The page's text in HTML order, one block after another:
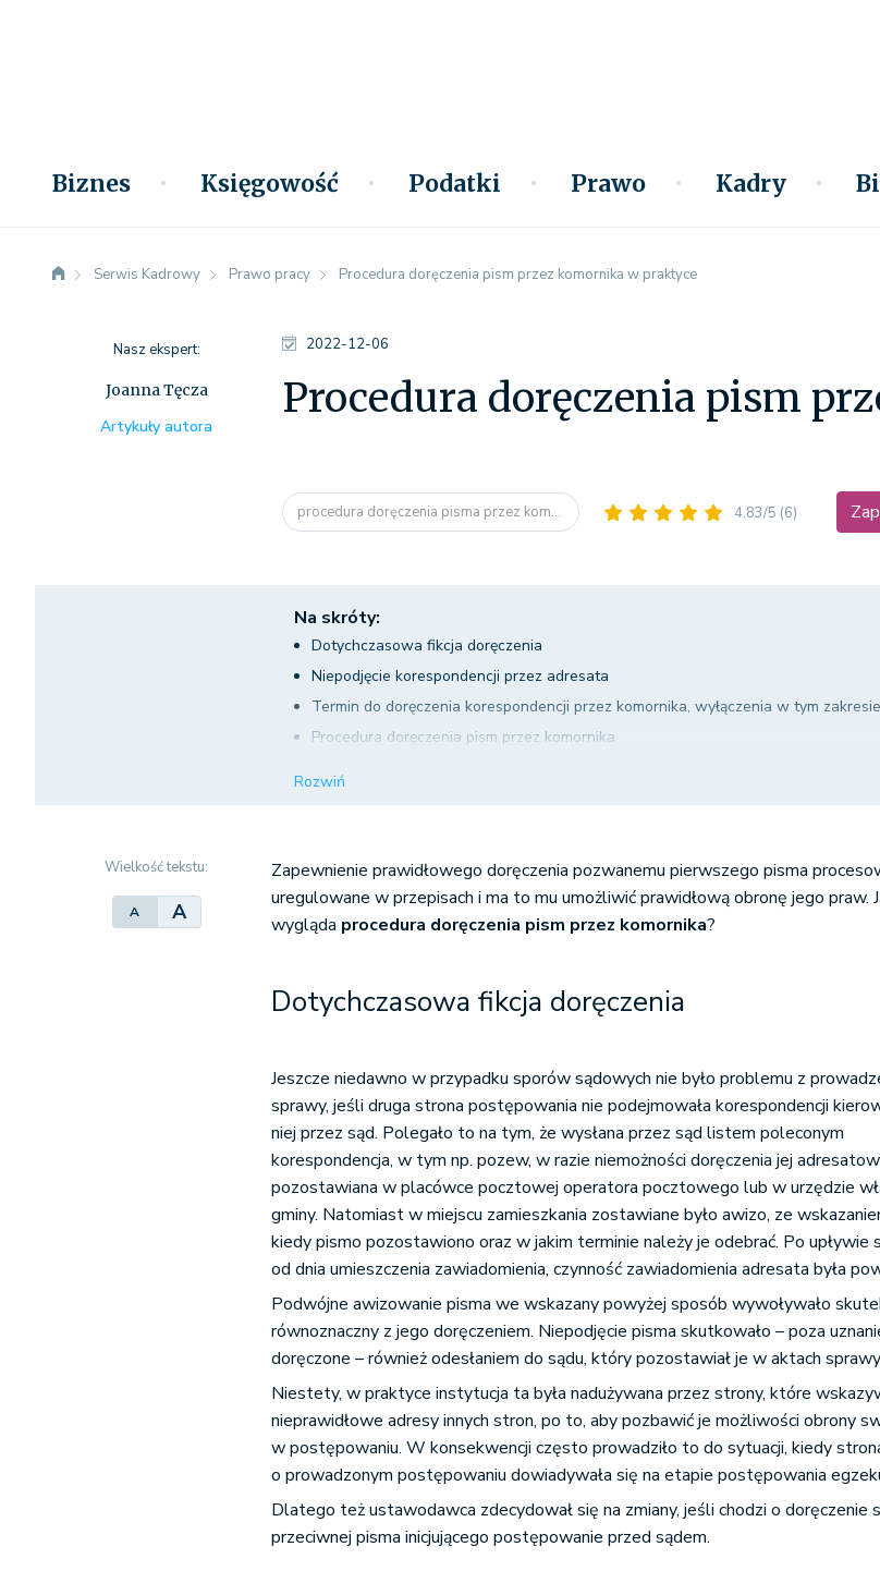
Biznes Księgowość Podatki Prawo Kadry
Serwis Kadrowy Prawo pracy Procedura doręczenia pism przez komornika w praktyce
2022-12-06
Procedura doręczenia pism
procedura doręczenia pisma przez kom... 4.83/5 (6)
Nasz ekspert:
Joanna Tęcza
Artykuły autora
Na skróty:
Dotychczasowa fikcja doręczenia
Niepodjęcie korespondencji przez adresata
Termin do doręczenia korespondencji przez komornika, wyłączenia w tym
Procedura doręczenia pism przez komornika
Rozwiń
Wielkość tekstu:
A A
Zapewnienie prawidłowego doręczenia pozwanemu pierwszego pisma
uregulowane w przepisach i ma to mu umożliwić prawidłową obronę jego praw.
wygląda procedura doręczenia pism przez komornika?
Dotychczasowa fikcja doręczenia
Jeszcze niedawno w przypadku sporów sądowych nie było problemu z
sprawy, jeśli druga strona postępowania nie podejmowała korespondencji
niej przez sąd. Polegało to na tym, że wysłana przez sąd listem poleconym
korespondencja, w tym np. pozew, w razie niemożności doręczenia jej
pozostawiana w placówce pocztowej operatora pocztowego lub w urzędzie
gminy. Natomiast w miejscu zamieszkania zostawiane było awizo, ze
kiedy pismo pozostawiono oraz w jakim terminie należy je odebrać. Po upływie
od dnia umieszczenia zawiadomienia, czynność zawiadomienia adresata była
Podwójne awizowanie pisma we wskazany powyżej sposób wywoływało
równoznaczny z jego doręczeniem. Niepodjęcie pisma skutkowało – poza
doręczone – również odesłaniem do sądu, który pozostawiał je w aktach
Niestety, w praktyce instytucja ta była nadużywana przez strony, które
nieprawidłowe adresy innych stron, po to, aby pozbawić je możliwości obrony
w postępowaniu. W konsekwencji często prowadziło to do sytuacji, kiedy
o prowadzonym postępowaniu dowiadywała się na etapie postępowania
Dlatego też ustawodawca zdecydował się na zmiany, jeśli chodzi o doręczenie
przeciwnej pisma inicjującego postępowanie przed sądem.